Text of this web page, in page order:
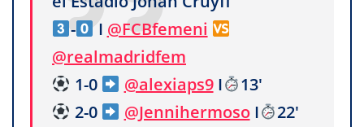
-
I @FCBfemeni
@realmadridfem
1-0
@alexiaps9I
13'
2-0
@JennihermosoI
22'